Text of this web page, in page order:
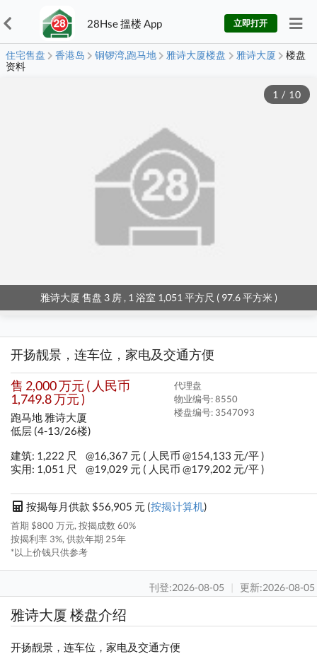
28Hse 搵楼 App 立即打开
住宅售盘 香港岛 铜锣湾,跑马地 雅诗大厦楼盘 雅诗大厦
楼盘
资料
雅诗大厦 售盘 3 房 , 1 浴室 1,051 平方尺 ( 97.6 平方米 )
1 / 10
开扬靓景，连车位，家电及交通方便
售 2,000 万元 ( 人民币
1,749.8 万元 )
跑马地 雅诗大厦
低层 (4-13/26楼)
代理盘
物业编号: 8550
楼盘编号: 3547093
建筑: 1,222 尺
@16,367 元 ( 人民币 @154,133 元/平 )
实用: 1,051 尺
@19,029 元 ( 人民币 @179,202 元/平 )
按揭每月供款 $56,905 元 (按揭计算机)
首期 $800 万元, 按揭成数 60%
按揭利率 3%, 供款年期 25年
*以上价钱只供参考
刊登:2026-08-05 | 更新:2026-08-05
雅诗大厦 楼盘介绍
开扬靓景，连车位，家电及交通方便